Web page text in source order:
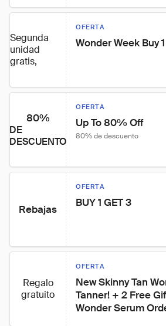
Segunda
unidad
gratis,
OFERTA
Wonder Week Buy
80%
DE
DESCUENTO
OFERTA
Up To 80% Off
80% de descuento
Rebajas
OFERTA
BUY 1 GET 3
Regalo
gratuito
OFERTA
New Skinny Tan
Tanner! + 2 Free
Wonder Serum